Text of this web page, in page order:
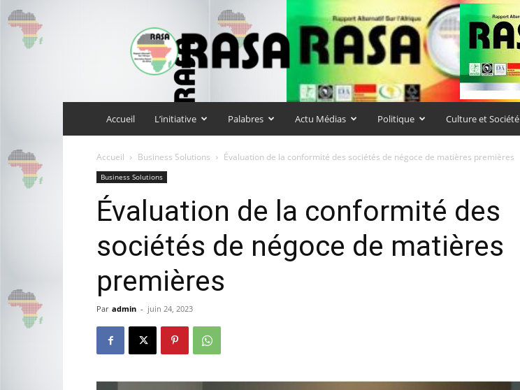
rasa-
africa
Accueil L’initiative Palabres Actu Médias Politique Culture et Société
Accueil Business Solutions Évaluation de la conformité des sociétés de négoce de matières premières
Business Solutions
Évaluation de la conformité des
sociétés de négoce de matières
premières
Par admin - juin 24, 2023